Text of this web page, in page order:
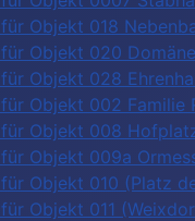
Objekt 018
Objekt 020
Objekt 028
Objekt 002 Familie
Objekt 008
Objekt 009a
Objekt 010 (Platz
Objekt 011